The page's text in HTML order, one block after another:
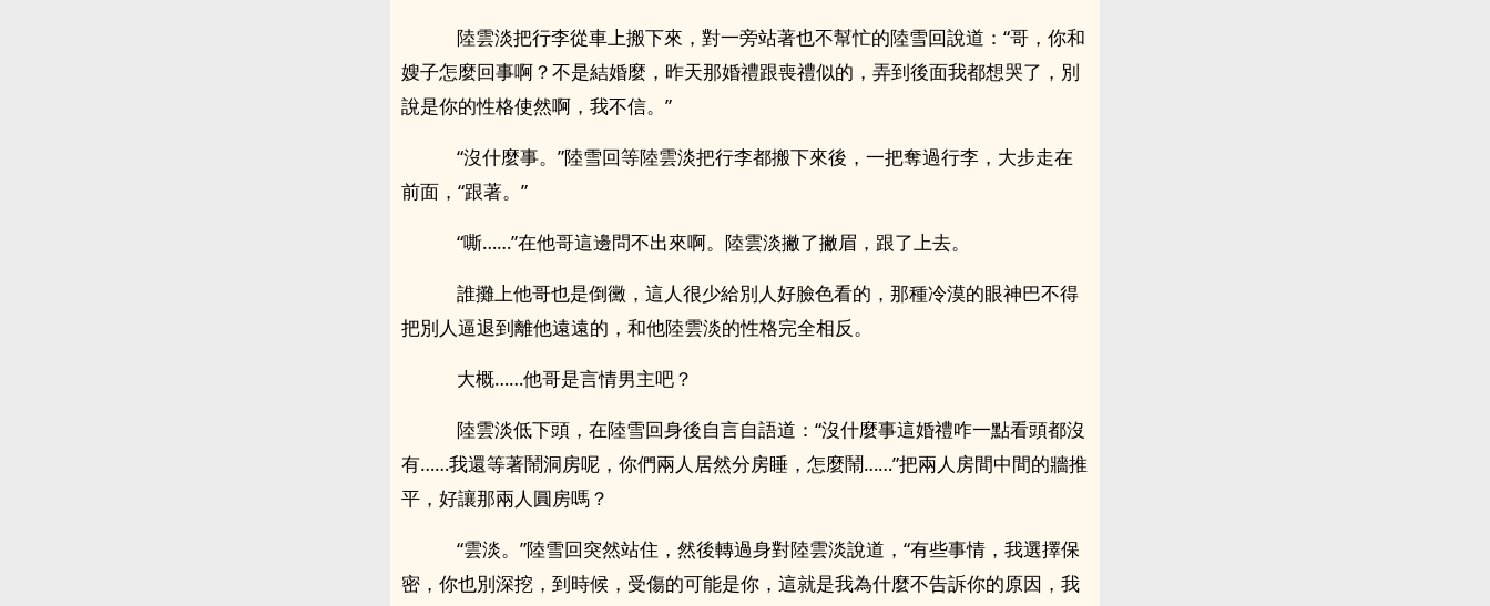
陸雲淡把行李從車上搬下來，對一旁站著也不幫忙的陸雪回說道：“哥，你和
嫂子怎麼回事啊？不是結婚麼，昨天那婚禮跟喪禮似的，弄到後面我都想哭了，別
說是你的性格使然啊，我不信。”
“沒什麼事。”陸雪回等陸雲淡把行李都搬下來後，一把奪過行李，大步走在
前面，“跟著。”
“嘶……”在他哥這邊問不出來啊。陸雲淡撇了撇眉，跟了上去。
誰攤上他哥也是倒黴，這人很少給別人好臉色看的，那種冷漠的眼神巴不得
把別人逼退到離他遠遠的，和他陸雲淡的性格完全相反。
大概……他哥是言情男主吧？
陸雲淡低下頭，在陸雪回身後自言自語道：“沒什麼事這婚禮咋一點看頭都沒
有……我還等著鬧洞房呢，你們兩人居然分房睡，怎麼鬧……”把兩人房間中間的牆推
平，好讓那兩人圓房嗎？
“雲淡。”陸雪回突然站住，然後轉過身對陸雲淡說道，“有些事情，我選擇保
密，你也別深挖，到時候，受傷的可能是你，這就是我為什麼不告訴你的原因，我